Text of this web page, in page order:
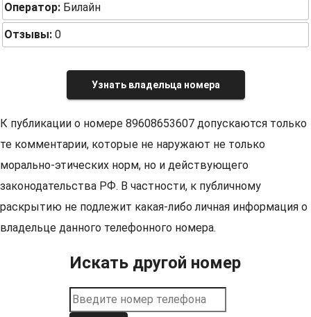
Оператор: Билайн
Отзывы: 0
Узнать владельца номера
К публикации о номере 89608653607 допускаются только
те комментарии, которые не наружают не только
морально-этических норм, но и действующего
законодательства РФ. В частности, к публичному
раскрытию не подлежит какая-либо личная информация о
владельце данного телефонного номера.
Искать другой номер